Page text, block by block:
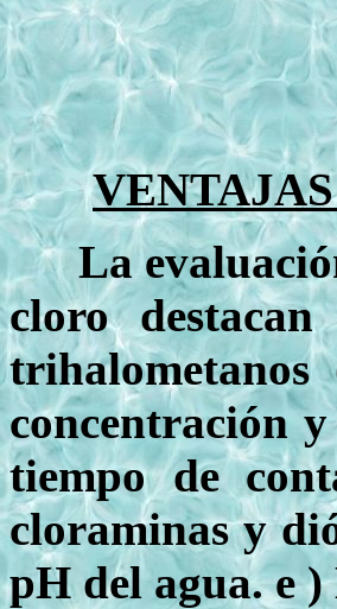
La
cloro
concentración
tiempo de
cloraminas y
pH del agua. e